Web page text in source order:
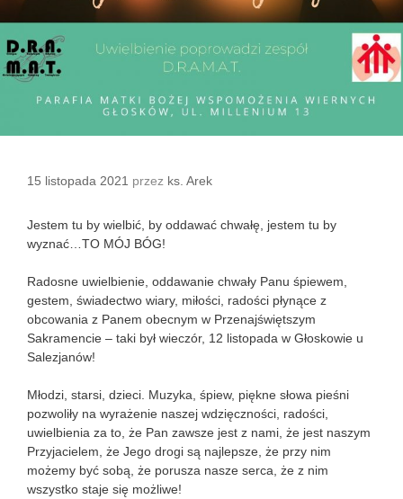
15 listopada 2021 przez ks. Arek
Jestem tu by wielbić, by oddawać chwałę, jestem tu by
wyznać…TO MÓJ BÓG!
Radosne uwielbienie, oddawanie chwały Panu śpiewem,
gestem, świadectwo wiary, miłości, radości płynące z
obcowania z Panem obecnym w Przenajświętszym
Sakramencie – taki był wieczór, 12 listopada w Głoskowie u
Salezjanów!
Młodzi, starsi, dzieci. Muzyka, śpiew, piękne słowa pieśni
pozwoliły na wyrażenie naszej wdzięczności, radości,
uwielbienia za to, że Pan zawsze jest z nami, że jest naszym
Przyjacielem, że Jego drogi są najlepsze, że przy nim
możemy być sobą, że porusza nasze serca, że z nim
wszystko staje się możliwe!